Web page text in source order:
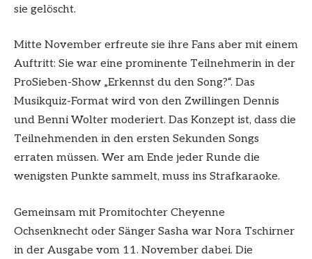
sie gelöscht.
Mitte November erfreute sie ihre Fans aber mit einem
Auftritt: Sie war eine prominente Teilnehmerin in der
ProSieben-Show „Erkennst du den Song?“. Das
Musikquiz-Format wird von den Zwillingen Dennis
und Benni Wolter moderiert. Das Konzept ist, dass die
Teilnehmenden in den ersten Sekunden Songs
erraten müssen. Wer am Ende jeder Runde die
wenigsten Punkte sammelt, muss ins Strafkaraoke.
Gemeinsam mit Promitochter Cheyenne
Ochsenknecht oder Sänger Sasha war Nora Tschirner
in der Ausgabe vom 11. November dabei. Die